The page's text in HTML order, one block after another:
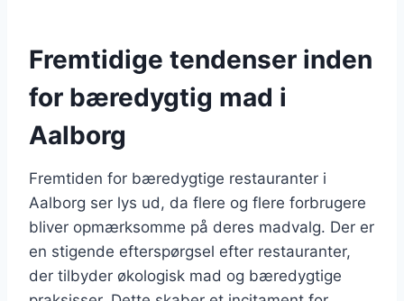
Fremtidige tendenser inden
for bæredygtig mad i
Aalborg
Fremtiden for bæredygtige restauranter i
Aalborg ser lys ud, da flere og flere forbrugere
bliver opmærksomme på deres madvalg. Der er
en stigende efterspørgsel efter restauranter,
der tilbyder økologisk mad og bæredygtige